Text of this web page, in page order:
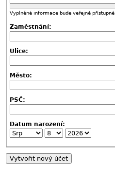
Vyplněné informace bude veřejně přístupné
Zaměstnání:
Ulice:
Město:
PSČ:
Datum narození: